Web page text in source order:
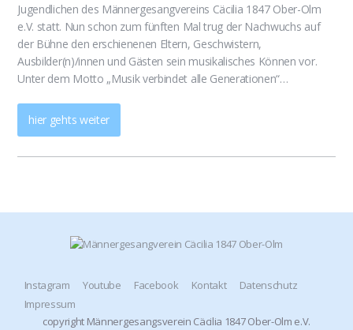
Jugendlichen des Männergesangvereins Cäcilia 1847 Ober-Olm
e.V. statt. Nun schon zum fünften Mal trug der Nachwuchs auf
der Bühne den erschienenen Eltern, Geschwistern,
Ausbilder(n)/innen und Gästen sein musikalisches Können vor.
Unter dem Motto „Musik verbindet alle Generationen“…
hier gehts weiter
Instagram Youtube Facebook Kontakt
Datenschutz
Impressum
copyright Männergesangsverein Cäcilia 1847 Ober-Olm e.V.